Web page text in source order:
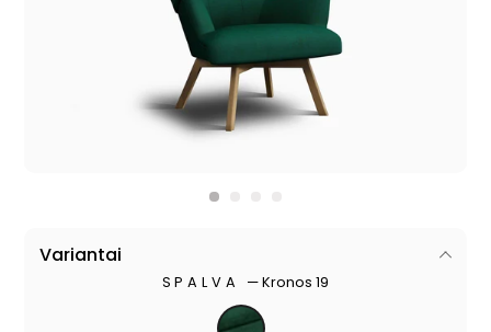
Variantai
SPALVA —Kronos 19